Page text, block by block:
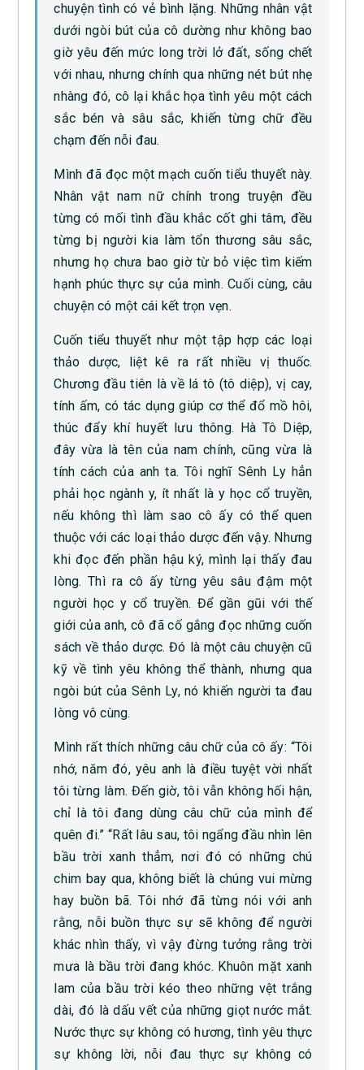
chuyện tình có vẻ bình lặng. Những nhân vật
dưới ngòi bút của cô dường như không bao
giờ yêu đến mức long trời lở đất, sống chết
với nhau, nhưng chính qua những nét bút nhẹ
nhàng đó, cô lại khắc họa tình yêu một cách
sắc bén và sâu sắc, khiến từng chữ đều
chạm đến nỗi đau.
Mình đã đọc một mạch cuốn tiểu thuyết này.
Nhân vật nam nữ chính trong truyện đều
từng có mối tình đầu khắc cốt ghi tâm, đều
từng bị người kia làm tổn thương sâu sắc,
nhưng họ chưa bao giờ từ bỏ việc tìm kiếm
hạnh phúc thực sự của mình. Cuối cùng, câu
chuyện có một cái kết trọn vẹn.
Cuốn tiểu thuyết như một tập hợp các loại
thảo dược, liệt kê ra rất nhiều vị thuốc.
Chương đầu tiên là về lá tô (tô diệp), vị cay,
tính ấm, có tác dụng giúp cơ thể đổ mồ hôi,
thúc đẩy khí huyết lưu thông. Hà Tô Diệp,
đây vừa là tên của nam chính, cũng vừa là
tính cách của anh ta. Tôi nghĩ Sênh Ly hẳn
phải học ngành y, ít nhất là y học cổ truyền,
nếu không thì làm sao cô ấy có thể quen
thuộc với các loại thảo dược đến vậy. Nhưng
khi đọc đến phần hậu ký, mình lại thấy đau
lòng. Thì ra cô ấy từng yêu sâu đậm một
người học y cổ truyền. Để gần gũi với thế
giới của anh, cô đã cố gắng đọc những cuốn
sách về thảo dược. Đó là một câu chuyện cũ
kỹ về tình yêu không thể thành, nhưng qua
ngòi bút của Sênh Ly, nó khiến người ta đau
lòng vô cùng.
Mình rất thích những câu chữ của cô ấy: “Tôi
nhớ, năm đó, yêu anh là điều tuyệt vời nhất
tôi từng làm. Đến giờ, tôi vẫn không hối hận,
chỉ là tôi đang dùng câu chữ của mình để
quên đi.” “Rất lâu sau, tôi ngẩng đầu nhìn lên
bầu trời xanh thẳm, nơi đó có những chú
chim bay qua, không biết là chúng vui mừng
hay buồn bã. Tôi nhớ đã từng nói với anh
rằng, nỗi buồn thực sự sẽ không để người
khác nhìn thấy, vì vậy đừng tưởng rằng trời
mưa là bầu trời đang khóc. Khuôn mặt xanh
lam của bầu trời kéo theo những vệt trắng
dài, đó là dấu vết của những giọt nước mắt.
Nước thực sự không có hương, tình yêu thực
sự không lời, nỗi đau thực sự không có